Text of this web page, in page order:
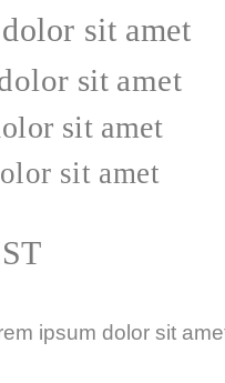
sit amet
sit amet
sit amet
sit amet
ipsum dolor sit